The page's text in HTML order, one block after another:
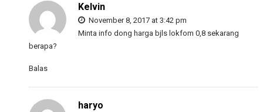
Kelvin
November 8, 2017 at 3:42 pm
Minta info dong harga bjls lokfom 0,8 sekarang
berapa?
Balas
haryo